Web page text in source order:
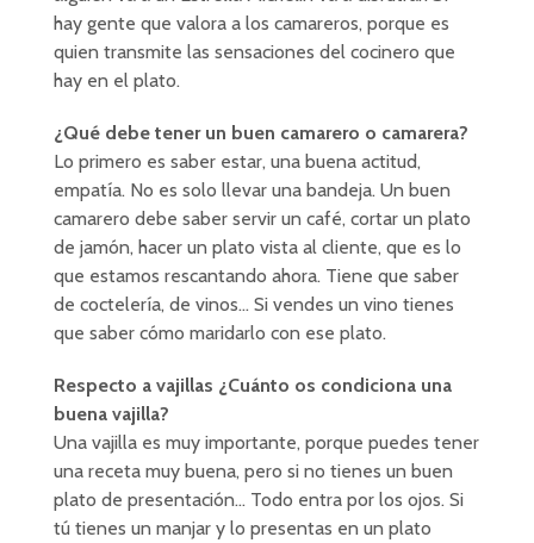
hay gente que valora a los camareros, porque es
quien transmite las sensaciones del cocinero que
hay en el plato.
¿Qué debe tener un buen camarero o camarera?
Lo primero es saber estar, una buena actitud,
empatía. No es solo llevar una bandeja. Un buen
camarero debe saber servir un café, cortar un plato
de jamón, hacer un plato vista al cliente, que es lo
que estamos rescantando ahora. Tiene que saber
de coctelería, de vinos… Si vendes un vino tienes
que saber cómo maridarlo con ese plato.
Respecto a vajillas ¿Cuánto os condiciona una
buena vajilla?
Una vajilla es muy importante, porque puedes tener
una receta muy buena, pero si no tienes un buen
plato de presentación… Todo entra por los ojos. Si
tú tienes un manjar y lo presentas en un plato